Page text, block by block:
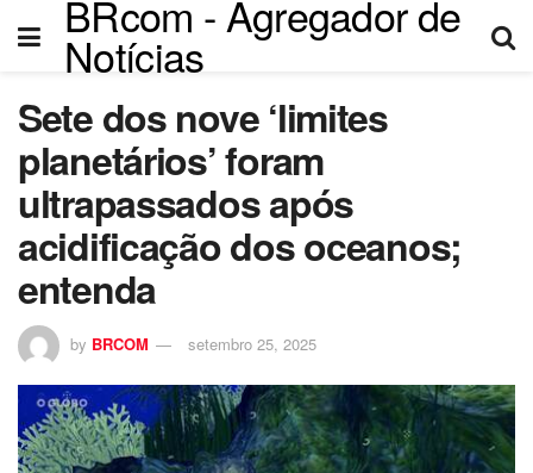
BRcom - Agregador de
Notícias
Sete dos nove ‘limites
planetários’ foram
ultrapassados após
acidificação dos oceanos;
entenda
by BRCOM setembro 25, 2025